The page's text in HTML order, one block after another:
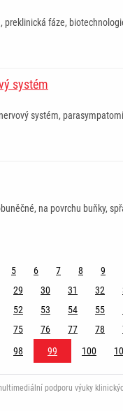
preklinická fáze,
systém
systém,
na povrchu buňky,
5 6 7 8 9
29 30 31 32
52 53 54 55
75 76 77 78
98 99 100
podporu výuky